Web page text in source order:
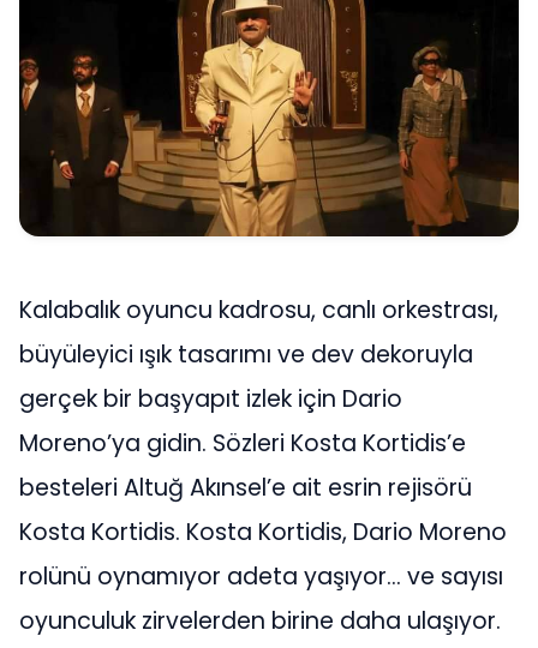
Kalabalık oyuncu kadrosu, canlı orkestrası,
büyüleyici ışık tasarımı ve dev dekoruyla
gerçek bir başyapıt izlek için Dario
Moreno’ya gidin. Sözleri Kosta Kortidis’e
besteleri Altuğ Akınsel’e ait esrin rejisörü
Kosta Kortidis. Kosta Kortidis, Dario Moreno
rolünü oynamıyor adeta yaşıyor… ve sayısı
oyunculuk zirvelerden birine daha ulaşıyor.